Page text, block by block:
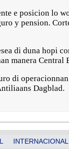
e posicion lo
y pension.
di duna hopi
manera
di
Dagblad.
INTERNACIONAL